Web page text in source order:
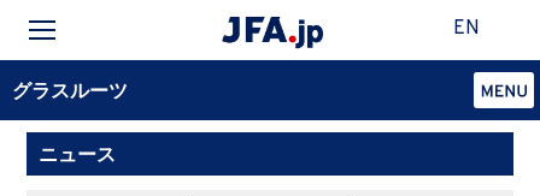
EN
グラスルーツ
ニュース